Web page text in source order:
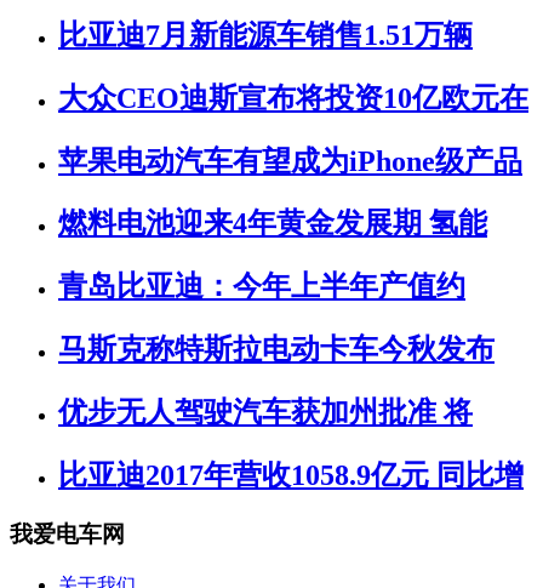
比亚迪7月新能源车销售1.51万辆
大众CEO迪斯宣布将投资10亿欧元在
苹果电动汽车有望成为iPhone级产品
燃料电池迎来4年黄金发展期 氢能
青岛比亚迪：今年上半年产值约
马斯克称特斯拉电动卡车今秋发布
优步无人驾驶汽车获加州批准 将
比亚迪2017年营收1058.9亿元 同比增
我爱电车网